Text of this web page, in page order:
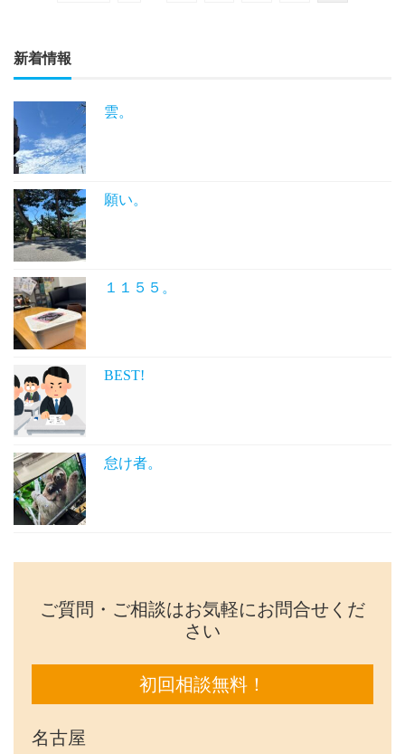
新着情報
雲。
願い。
１１５５。
BEST!
怠け者。
ご質問・ご相談はお気軽にお問合せくだ
さい
初回相談無料！
名古屋